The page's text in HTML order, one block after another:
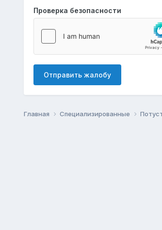
Проверка безопасности
Отправить жалобу
Главная Специализированные